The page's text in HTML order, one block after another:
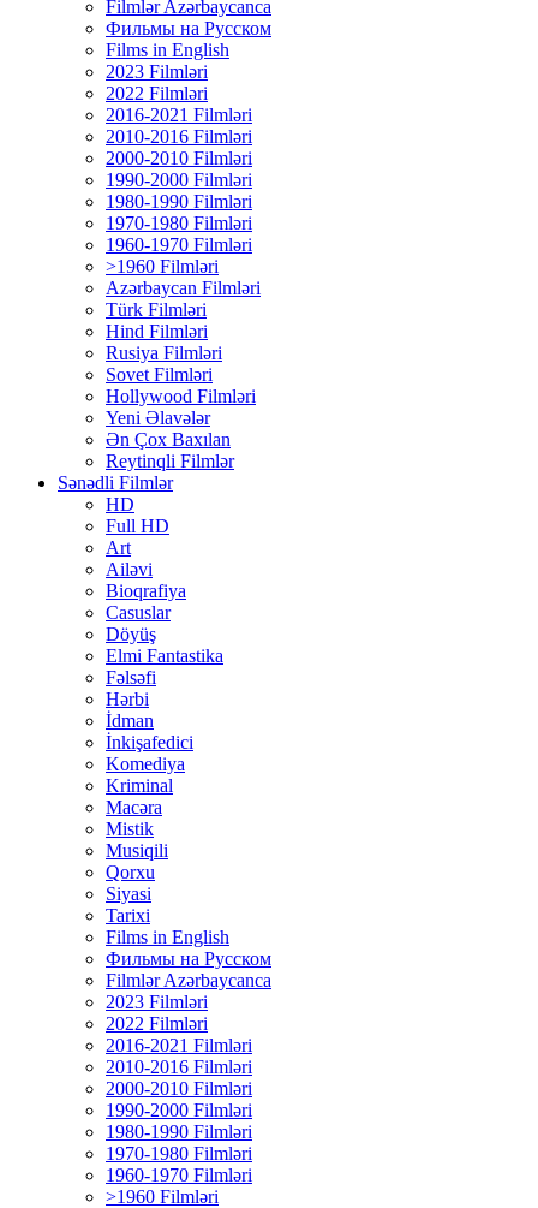
Filmlər Azərbaycanca
Фильмы на Русском
Films in English
2023 Filmləri
2022 Filmləri
2016-2021 Filmləri
2010-2016 Filmləri
2000-2010 Filmləri
1990-2000 Filmləri
1980-1990 Filmləri
1970-1980 Filmləri
1960-1970 Filmləri
>1960 Filmləri
Azərbaycan Filmləri
Türk Filmləri
Hind Filmləri
Rusiya Filmləri
Sovet Filmləri
Hollywood Filmləri
Yeni Əlavələr
Ən Çox Baxılan
Reytinqli Filmlər
Sənədli Filmlər
HD
Full HD
Art
Ailəvi
Bioqrafiya
Casuslar
Döyüş
Elmi Fantastika
Fəlsəfi
Hərbi
İdman
İnkişafedici
Komediya
Kriminal
Macəra
Mistik
Musiqili
Qorxu
Siyasi
Tarixi
Films in English
Фильмы на Русском
Filmlər Azərbaycanca
2023 Filmləri
2022 Filmləri
2016-2021 Filmləri
2010-2016 Filmləri
2000-2010 Filmləri
1990-2000 Filmləri
1980-1990 Filmləri
1970-1980 Filmləri
1960-1970 Filmləri
>1960 Filmləri